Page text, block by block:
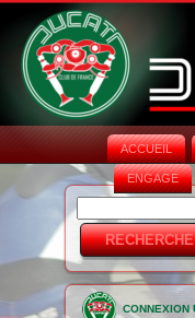
ACCUEIL
ENGAGE
de
CONNEXION